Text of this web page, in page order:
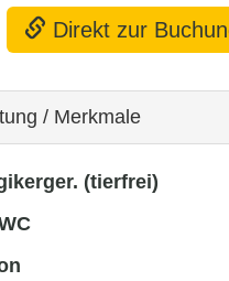
Direkt zur
/ Merkmale
(tierfrei)